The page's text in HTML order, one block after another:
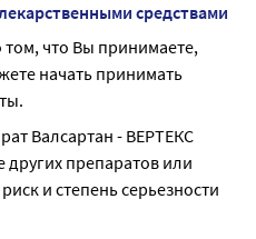
средствами
что Вы принимаете,
начать принимать
Валсартан - ВЕРТЕКС
других препаратов или
и степень серьезности